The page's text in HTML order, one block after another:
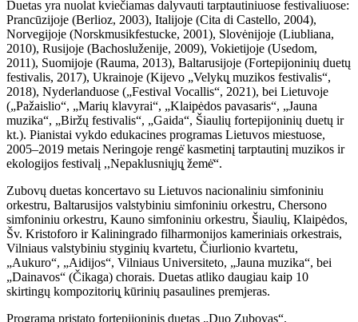
Duetas yra nuolat kviečiamas dalyvauti tarptautiniuose festivaliuose:
Prancūzijoje (Berlioz, 2003), Italijoje (Cita di Castello, 2004),
Norvegijoje (Norskmusikfestucke, 2001), Slovėnijoje (Liubliana,
2010), Rusijoje (Bachosluženije, 2009), Vokietijoje (Usedom,
2011), Suomijoje (Rauma, 2013), Baltarusijoje (Fortepijoninių duetų
festivalis, 2017), Ukrainoje (Kijevo „Velykų̨ muzikos festivalis“,
2018), Nyderlanduose („Festival Vocallis“, 2021), bei Lietuvoje
(„Pažaislio“, „Marių klavyrai“, „Klaipėdos pavasaris“, „Jauna
muzika“, „Biržų festivalis“, „Gaida“, Šiaulių fortepijoninių duetų ir
kt.). Pianistai vykdo edukacines programas Lietuvos miestuose,
2005–2019 metais Neringoje rengė̇ kasmetinį tarptautinį muzikos ir
ekologijos festivalį ,,Nepaklusniųjų̨ žemė̇“.
Zubovų duetas koncertavo su Lietuvos nacionaliniu simfoniniu
orkestru, Baltarusijos valstybiniu simfoniniu orkestru, Chersono
simfoniniu orkestru, Kauno simfoniniu orkestru, Šiaulių, Klaipėdos,
Šv. Kristoforo ir Kaliningrado filharmonijos kameriniais orkestrais,
Vilniaus valstybiniu styginių kvartetu, Čiurlionio kvartetu,
„Aukuro“, „Aidijos“, Vilniaus Universiteto, „Jauna muzika“, bei
„Dainavos“ (Čikaga) chorais. Duetas atliko daugiau kaip 10
skirtingų kompozitorių̨ kūrinių pasaulines premjeras.
Programą pristato fortepijoninis duetas „Duo Zubovas“.